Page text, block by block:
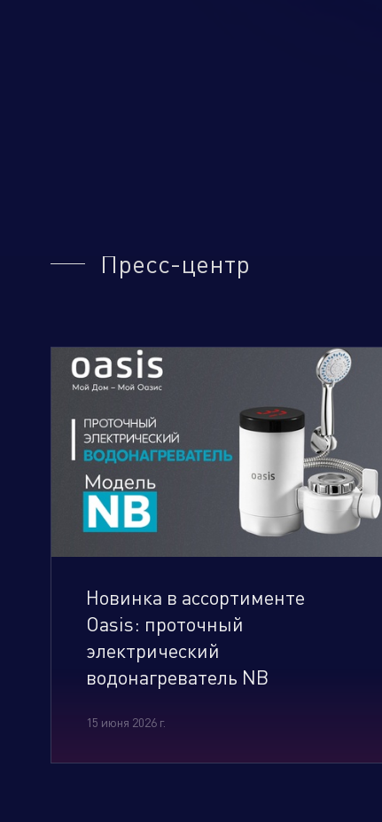
Пресс-центр
Новинка в ассортименте
Oasis: проточный
электрический
водонагреватель NB
15 июня 2026 г.